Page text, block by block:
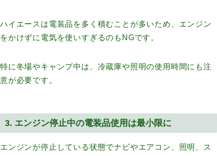
ハイエースは電装品を多く積むことが多いため、エンジン
をかけずに電気を使いすぎるのもNGです。
特に冬場やキャンプ中は、冷蔵庫や照明の使用時間にも注
意が必要です。
3. エンジン停止中の電装品使用は最小限に
エンジンが停止している状態でナビやエアコン、照明、ス